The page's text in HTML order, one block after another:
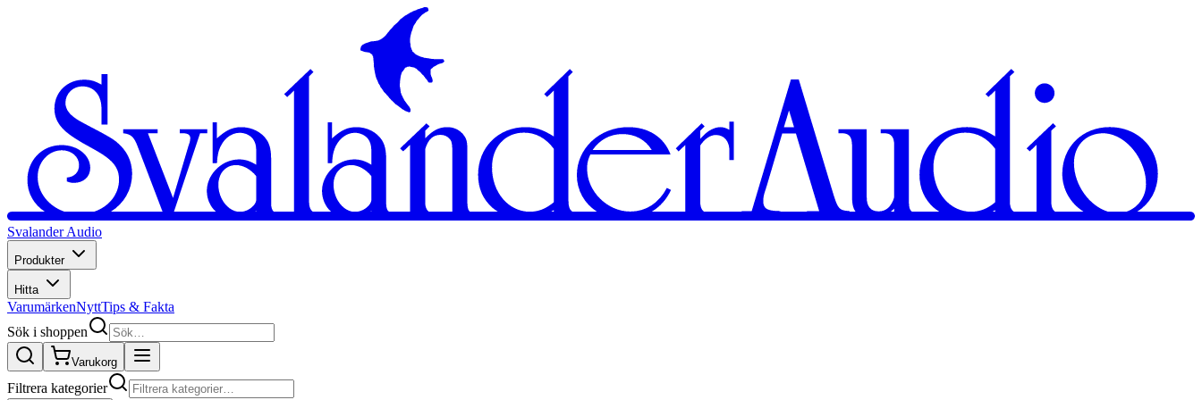
Svalander Audio
Produkter
Hitta
VarumärkenNyttTips & Fakta
Sök i shoppen
Varukorg
Filtrera kategorier